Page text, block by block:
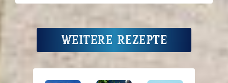
Weitere Rezepte